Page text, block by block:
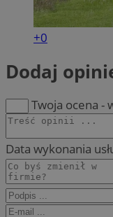
+0
Dodaj
Twoja ocena -
Data wykonania